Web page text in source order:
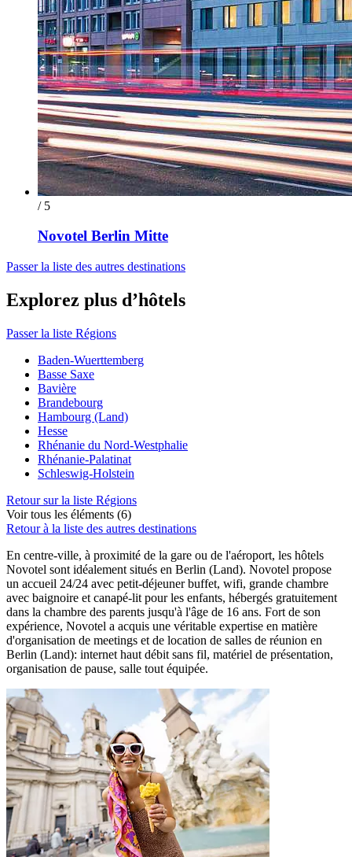
/ 5
Novotel Berlin Mitte
Passer la liste des autres destinations
Explorez plus d’hôtels
Passer la liste Régions
Baden-Wuerttemberg
Basse Saxe
Bavière
Brandebourg
Hambourg (Land)
Hesse
Rhénanie du Nord-Westphalie
Rhénanie-Palatinat
Schleswig-Holstein
Retour sur la liste Régions
Voir tous les éléments (6)
Retour à la liste des autres destinations
En centre-ville, à proximité de la gare ou de l'aéroport, les hôtels
Novotel sont idéalement situés en Berlin (Land). Novotel propose
un accueil 24/24 avec petit-déjeuner buffet, wifi, grande chambre
avec baignoire et canapé-lit pour les enfants, hébergés gratuitement
dans la chambre des parents jusqu'à l'âge de 16 ans. Fort de son
expérience, Novotel a acquis une véritable expertise en matière
d'organisation de meetings et de location de salles de réunion en
Berlin (Land): internet haut débit sans fil, matériel de présentation,
organisation de pause, salle tout équipée.